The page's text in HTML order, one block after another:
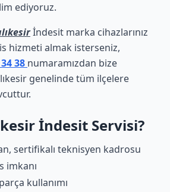
ediyoruz.
İndesit marka cihazlarınız
hizmeti almak isterseniz,
38 numaramızdan bize
genelinde tüm ilçelere
İndesit Servisi?
sertifikalı teknisyen kadrosu
imkanı
kullanımı